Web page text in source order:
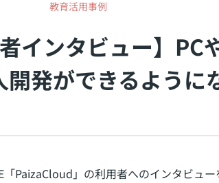
教育活用事例
インタビュー】PC
開発ができるように
PaizaCloud」の利用者へのインタビュー